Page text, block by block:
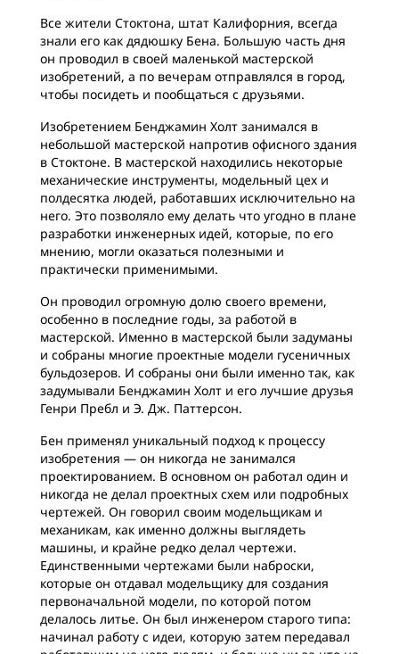
Все жители Стоктона, штат Калифорния, всегда
знали его как дядюшку Бена. Большую часть дня
он проводил в своей маленькой мастерской
изобретений, а по вечерам отправлялся в город,
чтобы посидеть и пообщаться с друзьями.
Изобретением Бенджамин Холт занимался в
небольшой мастерской напротив офисного здания
в Стоктоне. В мастерской находились некоторые
механические инструменты, модельный цех и
полдесятка людей, работавших исключительно на
него. Это позволяло ему делать что угодно в плане
разработки инженерных идей, которые, по его
мнению, могли оказаться полезными и
практически применимыми.
Он проводил огромную долю своего времени,
особенно в последние годы, за работой в
мастерской. Именно в мастерской были задуманы
и собраны многие проектные модели гусеничных
бульдозеров. И собраны они были именно так, как
задумывали Бенджамин Холт и его лучшие друзья
Генри Пребл и Э. Дж. Паттерсон.
Бен применял уникальный подход к процессу
изобретения — он никогда не занимался
проектированием. В основном он работал один и
никогда не делал проектных схем или подробных
чертежей. Он говорил своим модельщикам и
механикам, как именно должны выглядеть
машины, и крайне редко делал чертежи.
Единственными чертежами были наброски,
которые он отдавал модельщику для создания
первоначальной модели, по которой потом
делалось литье. Он был инженером старого типа:
начинал работу с идеи, которую затем передавал